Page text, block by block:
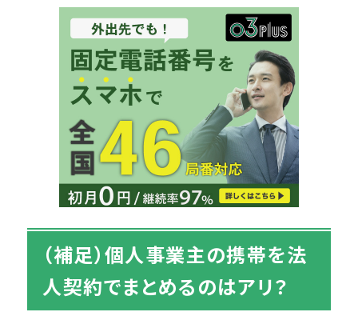
（補足）個人事業主の携帯を法
人契約でまとめるのはアリ？